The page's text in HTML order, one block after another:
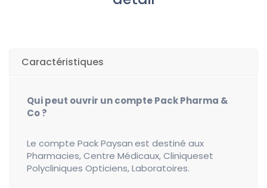
Caractéristiques
Qui peut ouvrir un compte Pack Pharma &
Co ?
Le compte Pack Paysan est destiné aux
Pharmacies, Centre Médicaux, Cliniqueset
Polycliniques Opticiens, Laboratoires.